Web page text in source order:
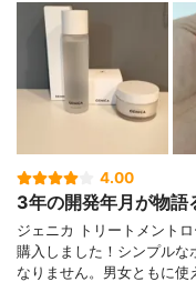
4.00
3年の開発年月が物語
ジェニカ トリートメント
購入しました！シンプルな
なりません。男女ともに使